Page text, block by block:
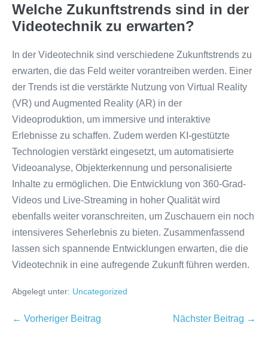
Welche Zukunftstrends sind in der
Videotechnik zu erwarten?
In der Videotechnik sind verschiedene Zukunftstrends zu
erwarten, die das Feld weiter vorantreiben werden. Einer
der Trends ist die verstärkte Nutzung von Virtual Reality
(VR) und Augmented Reality (AR) in der
Videoproduktion, um immersive und interaktive
Erlebnisse zu schaffen. Zudem werden KI-gestützte
Technologien verstärkt eingesetzt, um automatisierte
Videoanalyse, Objekterkennung und personalisierte
Inhalte zu ermöglichen. Die Entwicklung von 360-Grad-
Videos und Live-Streaming in hoher Qualität wird
ebenfalls weiter voranschreiten, um Zuschauern ein noch
intensiveres Seherlebnis zu bieten. Zusammenfassend
lassen sich spannende Entwicklungen erwarten, die die
Videotechnik in eine aufregende Zukunft führen werden.
Abgelegt unter: Uncategorized
Beitragsnavigation
← Vorheriger Beitrag Nächster Beitrag →